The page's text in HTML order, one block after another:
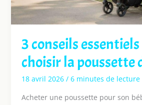
3 conseils
choisir la poussette
18 avril 2026 / 6 minutes de lecture
Acheter une poussette pour son